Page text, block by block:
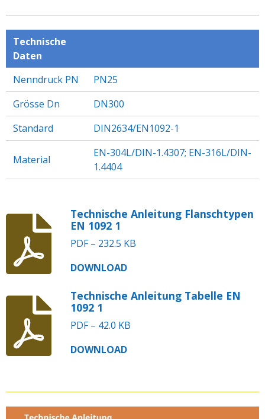
E
E
E
E
Technische
Daten
Nenndruck PN
PN25
Grösse Dn
DN300
Standard
DIN2634/EN1092-1
Material
EN-304L/DIN-1.4307; EN-316L/DIN-
1.4404
Technische Anleitung Flanschtypen
EN 1092 1
PDF – 232.5 KB
DOWNLOAD
Technische Anleitung Tabelle EN
1092 1
PDF – 42.0 KB
DOWNLOAD